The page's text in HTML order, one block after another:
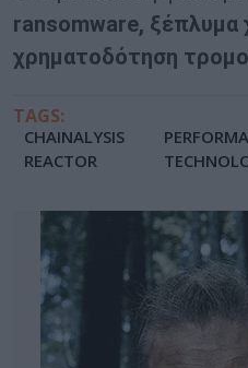
ransomware, ξέπλυμα
χρηματοδότηση
TAGS:
CHAINALYSIS
REACTOR